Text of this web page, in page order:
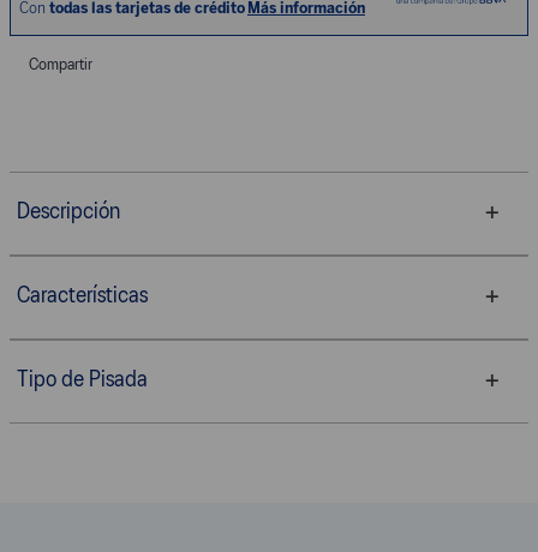
Compartir
Descripción
Características
Tipo de Pisada